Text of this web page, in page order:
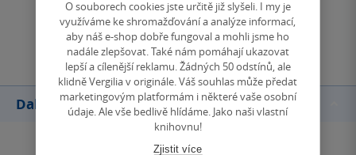
Přidat hodnocení
Další knihy autora
O souborech cookies jste určitě již slyšeli. I my je
využíváme ke shromažďování a analýze informací,
aby náš e-shop dobře fungoval a mohli jsme ho
nadále zlepšovat. Také nám pomáhají ukazovat
lepší a cílenější reklamu. Žádných 50 odstínů, ale
klidně Vergilia v originále. Váš souhlas může předat
marketingovým platformám i některé vaše osobní
údaje. Ale vše bedlivě hlídáme. Jako naši vlastní
knihovnu!
Zjistit více